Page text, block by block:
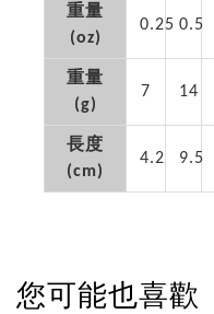
重量
(oz)
0.25 0.5
重量
(g)
7 14
長度
(cm)
4.2 9.5
您可能也喜歡